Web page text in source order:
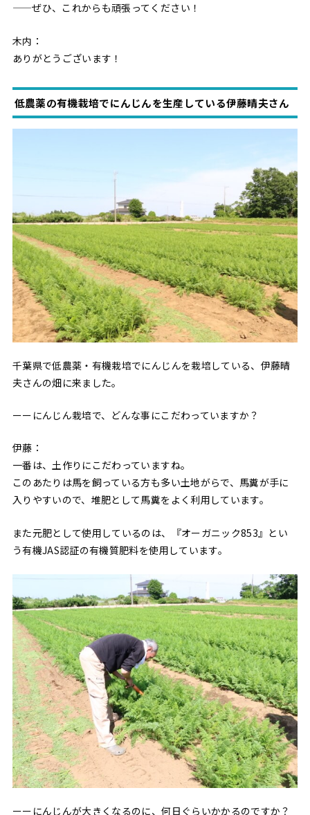
——ぜひ、これからも頑張ってください！
木内：
ありがとうございます！
低農薬の有機栽培でにんじんを生産している伊藤晴夫さん
千葉県で低農薬・有機栽培でにんじんを栽培している、伊藤晴
夫さんの畑に来ました。
ーーにんじん栽培で、どんな事にこだわっていますか？
伊藤：
一番は、土作りにこだわっていますね。
このあたりは馬を飼っている方も多い土地がらで、馬糞が手に
入りやすいので、堆肥として馬糞をよく利用しています。
また元肥として使用しているのは、『オーガニック853』とい
う有機JAS認証の有機質肥料を使用しています。
ーーにんじんが大きくなるのに、何日ぐらいかかるのですか？